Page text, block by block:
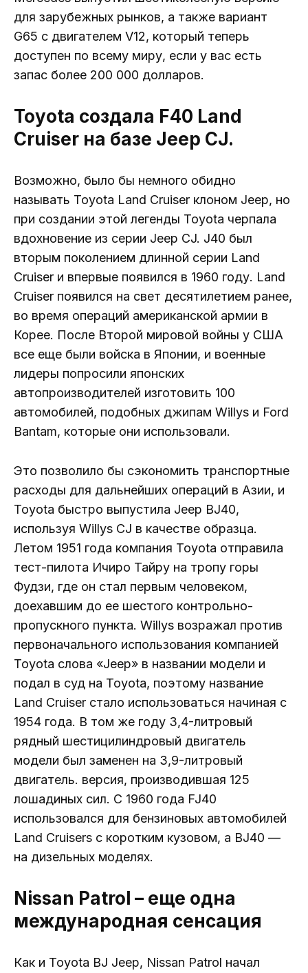
для зарубежных рынков, а также вариант
G65 с двигателем V12, который теперь
доступен по всему миру, если у вас есть
запас более 200 000 долларов.
Toyota создала F40 Land
Cruiser на базе Jeep CJ.
Возможно, было бы немного обидно
называть Toyota Land Cruiser клоном Jeep, но
при создании этой легенды Toyota черпала
вдохновение из серии Jeep CJ. J40 был
вторым поколением длинной серии Land
Cruiser и впервые появился в 1960 году. Land
Cruiser появился на свет десятилетием ранее,
во время операций американской армии в
Корее. После Второй мировой войны у США
все еще были войска в Японии, и военные
лидеры попросили японских
автопроизводителей изготовить 100
автомобилей, подобных джипам Willys и Ford
Bantam, которые они использовали.
Это позволило бы сэкономить транспортные
расходы для дальнейших операций в Азии, и
Toyota быстро выпустила Jeep BJ40,
используя Willys CJ в качестве образца.
Летом 1951 года компания Toyota отправила
тест-пилота Ичиро Тайру на тропу горы
Фудзи, где он стал первым человеком,
доехавшим до ее шестого контрольно-
пропускного пункта. Willys возражал против
первоначального использования компанией
Toyota слова «Jeep» в названии модели и
подал в суд на Toyota, поэтому название
Land Cruiser стало использоваться начиная с
1954 года. В том же году 3,4-литровый
рядный шестицилиндровый двигатель
модели был заменен на 3,9-литровый
двигатель. версия, производившая 125
лошадиных сил. С 1960 года FJ40
использовался для бензиновых автомобилей
Land Cruisers с коротким кузовом, а BJ40 —
на дизельных моделях.
Nissan Patrol – еще одна
международная сенсация
Как и Toyota BJ Jeep, Nissan Patrol начал